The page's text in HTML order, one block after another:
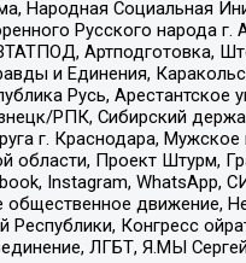
Народная Социальная
Русского народа
Артподготовка,
и Единения,
Русь,
РПК, Сибирский
г. Краснодара,
области, Проект Штурм,
Instagram,
общественное
Конгресс
ЛГБТ, Я.МЫ